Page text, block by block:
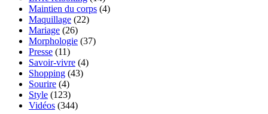
Maintien du corps (4)
Maquillage (22)
Mariage (26)
Morphologie (37)
Presse (11)
Savoir-vivre (4)
Shopping (43)
Sourire (4)
Style (123)
Vidéos (344)